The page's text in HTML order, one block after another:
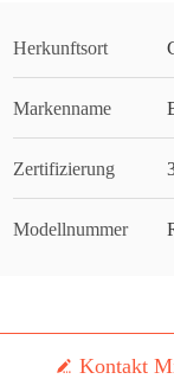
Herkunftsort
Markenname
Zertifizierung
Modellnummer
Kontakt